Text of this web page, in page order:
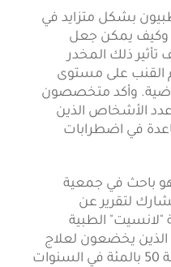
بشكل متزايد في
وكيف يمكن جعل
تأثير ذلك المخدر
القنب على مستوى
الأعوام الـ 40 الماضية. وأكد متخصصون
عدد الأشخاص الذين
في اضطرابات
باحث في جمعية
لتقرير عن
"لانسيت" الطبية
الذين يخضعون لعلاج
متخصص من القنب زادبنسبة 50 بالمئة في السنوات